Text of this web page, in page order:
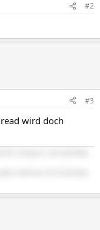
#2
#3
wird doch